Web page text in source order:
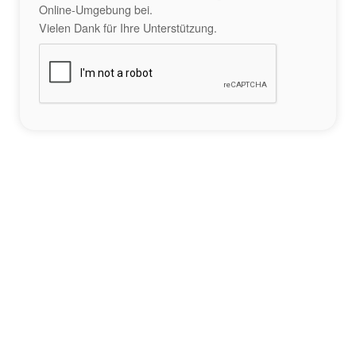
Online-Umgebung bei.
Vielen Dank für Ihre Unterstützung.